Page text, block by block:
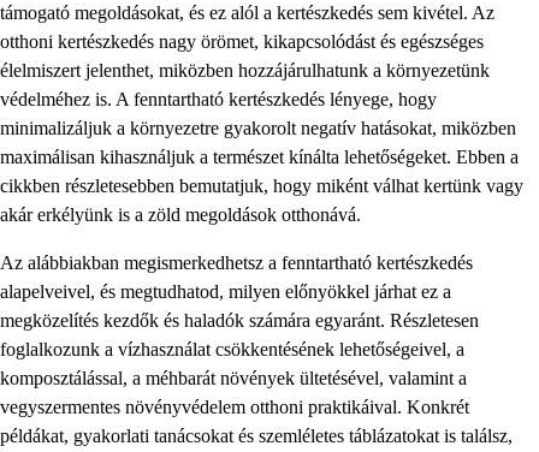
támogató megoldásokat, és ez alól a kertészkedés sem kivétel. Az
otthoni kertészkedés nagy örömet, kikapcsolódást és egészséges
élelmiszert jelenthet, miközben hozzájárulhatunk a környezetünk
védelméhez is. A fenntartható kertészkedés lényege, hogy
minimalizáljuk a környezetre gyakorolt negatív hatásokat, miközben
maximálisan kihasználjuk a természet kínálta lehetőségeket. Ebben a
cikkben részletesebben bemutatjuk, hogy miként válhat kertünk vagy
akár erkélyünk is a zöld megoldások otthonává.
Az alábbiakban megismerkedhetsz a fenntartható kertészkedés
alapelveivel, és megtudhatod, milyen előnyökkel járhat ez a
megközelítés kezdők és haladók számára egyaránt. Részletesen
foglalkozunk a vízhasználat csökkentésének lehetőségeivel, a
komposztálással, a méhbarát növények ültetésével, valamint a
vegyszermentes növényvédelem otthoni praktikáival. Konkrét
példákat, gyakorlati tanácsokat és szemléletes táblázatokat is találsz,